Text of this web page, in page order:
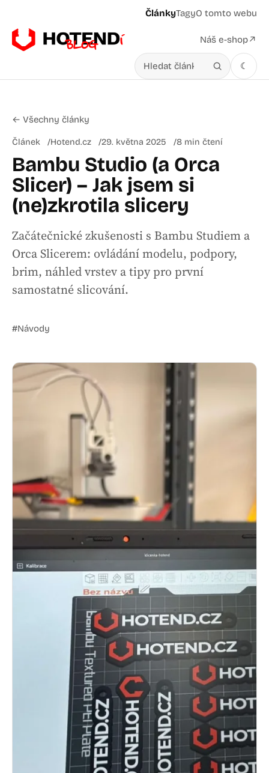
ČlánkyTagyO tomto webu
Náš e-shop↗
Hledat v článcích ☾
← Všechny články
Článek Hotend.cz 29. května 2025 8 min čtení
Bambu Studio (a Orca
Slicer) – Jak jsem si
(ne)zkrotila slicery
Začátečnické zkušenosti s Bambu Studiem a
Orca Slicerem: ovládání modelu, podpory,
brim, náhled vrstev a tipy pro první
samostatné slicování.
#Návody